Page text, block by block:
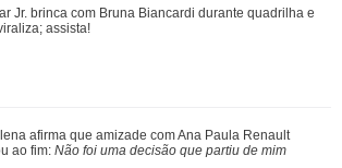
Marquezine, Camila Cabello, Hailey Bieber...
os amores - e affairs - de Shawn ...
manda recado para Ana Castela durante show e
- Dá problema
Jr. brinca com Bruna Biancardi durante quadrilha e
assista!
afirma que amizade com Ana Paula Renault
ao fim: Não foi uma decisão que partiu de mim